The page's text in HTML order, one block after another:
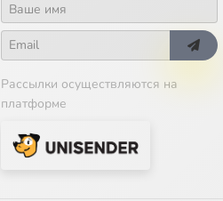
Рассылки осуществляются на
платформе